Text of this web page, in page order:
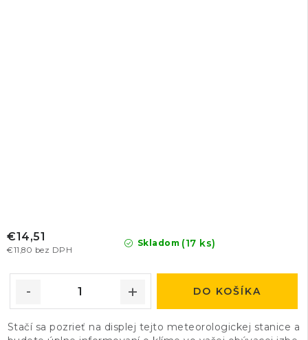
Skladom (17 ks)
€11,80 bez DPH
€14,51
DO KOŠÍKA
Stačí sa pozrieť na displej tejto meteorologickej stanice a